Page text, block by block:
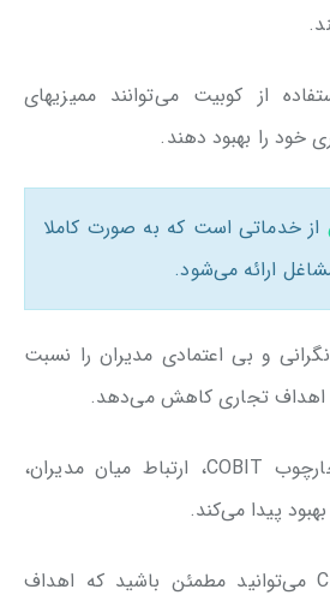
از کوبیت می‌توانند ممیزیهای
خود را بهبود دهند.
از خدماتی است که به صورت کاملا
ارائه می‌شود.
سیستم COBIT نگرانی و بی اعتمادی مدیران را نسبت
اهداف تجاری کاهش می‌دهد.
با به کارگیری چارچوب COBIT، ارتباط میان مدیران،
پیدا می‌کند.
به وسیله COBIT می‌توانید مطمئن باشید که اهداف